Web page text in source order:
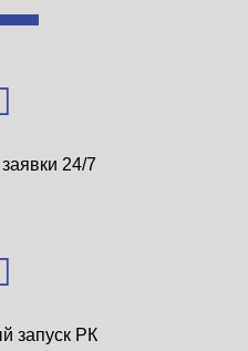
24/7
запуск РК